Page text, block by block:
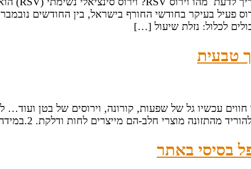
לכלול: נזלת שיעול […]
טבעית
חווים עכשיו גל של שפעות, קורונה, וירוסים של בטן
בסיסי באתר